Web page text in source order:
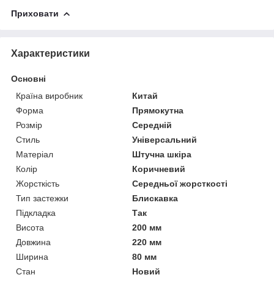
Приховати
Характеристики
Основні
Країна виробник
Китай
Форма
Прямокутна
Розмір
Середній
Стиль
Універсальний
Матеріал
Штучна шкіра
Колір
Коричневий
Жорсткість
Середньої жорсткості
Тип застежки
Блискавка
Підкладка
Так
Висота
200 мм
Довжина
220 мм
Ширина
80 мм
Стан
Новий